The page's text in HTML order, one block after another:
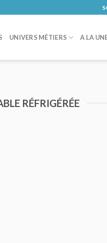
UNIVERS MÉTIERS A LA
RÉFRIGÉRÉE